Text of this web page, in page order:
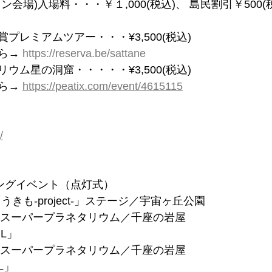
会場)入場料・・・￥１,000(税込)、 島民割引￥500(
プレミアムツアー・・・¥3,500(税込)
→ https://reserva.be/sattane
ウム星の洞窟・・・・・¥3,500(税込)
→ https://peatix.com/event/4615115
イベント（点灯式）
きも-project-」ステージ／宇宙ヶ丘公園
ーパープラネタリウム／千座の岩屋
ーパープラネタリウム／千座の岩屋